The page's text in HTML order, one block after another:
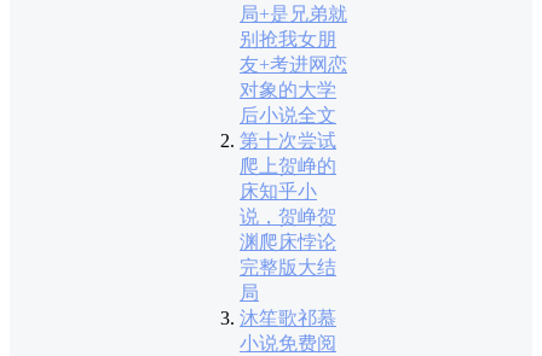
局+是兄弟就
别抢我女朋
友+考进网恋
对象的大学
后小说全文
第十次尝试
爬上贺峥的
床知乎小
说，贺峥贺
渊爬床悖论
完整版大结
局
沐笙歌祁慕
小说免费阅